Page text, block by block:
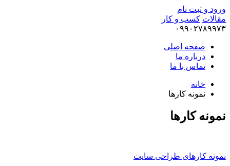
ورود و ثبت نام
مقالات کسب و کار
۰۹۹۰۲۷۸۹۹۷۳
صفحه اصلی
درباره ما
تماس با ما
خانه
نمونه کارها
نمونه کارها
نمونه کارهای طراحی سایت